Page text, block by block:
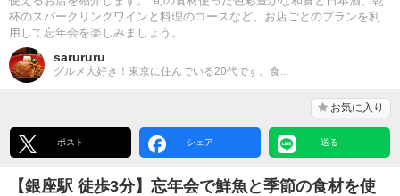
杯のスパークリングワインと料理のコースなど、お店ごとのプランを利
用して忘年会を楽しみましょう。
sarururu
グルメ大好き！東京に住んでいる20代です。食...
お気に入り
ポスト シェア 送る
【銀座駅 徒歩3分】忘年会で鮮魚と季節の食材を使